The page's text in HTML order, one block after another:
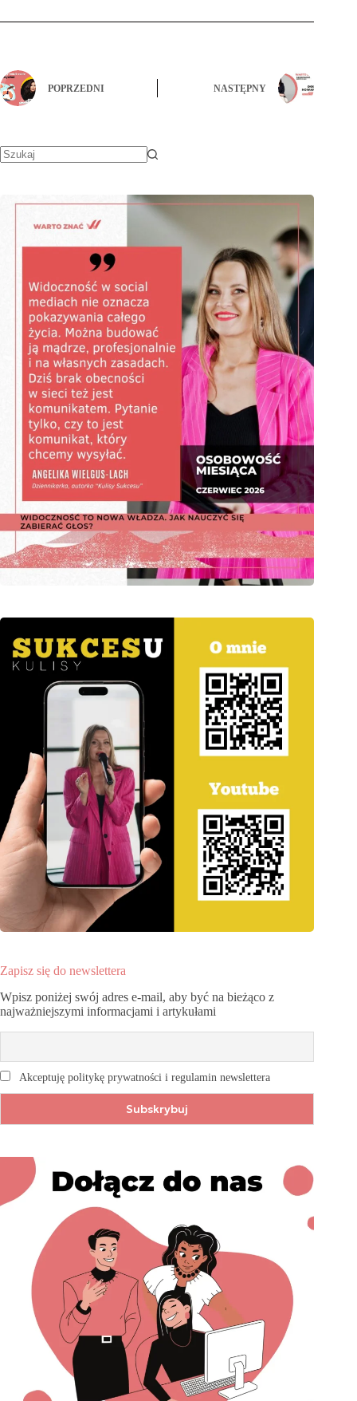
POPRZEDNI NASTĘPNY
Zapisz się do newslettera
Wpisz poniżej swój adres e-mail, aby być na bieżąco z
najważniejszymi informacjami i artykułami
Akceptuję politykę prywatności i regulamin newslettera